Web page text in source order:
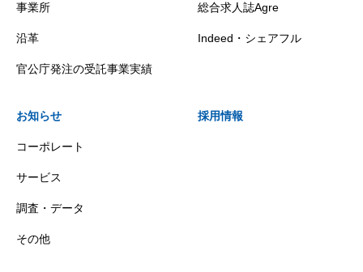
事業所
沿革
官公庁発注の受託事業実績
総合求人誌Agre
Indeed・シェアフル
お知らせ
コーポレート
サービス
調査・データ
その他
採用情報